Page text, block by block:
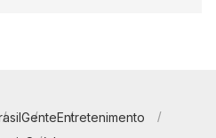
GenteEntretenimento